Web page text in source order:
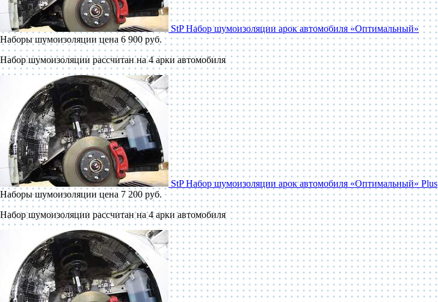
StP Набор шумоизоляции арок автомобиля «Оптимальный»
Наборы шумоизоляции цена 6 900 руб.
Набор шумоизоляции рассчитан на 4 арки автомобиля
StP Набор шумоизоляции арок автомобиля «Оптимальный» Plus
Наборы шумоизоляции цена 7 200 руб.
Набор шумоизоляции рассчитан на 4 арки автомобиля